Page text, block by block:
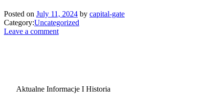
Posted on July 11, 2024 by capital-gate
Category:Uncategorized
Leave a comment
Aktualne Informacje I Historia